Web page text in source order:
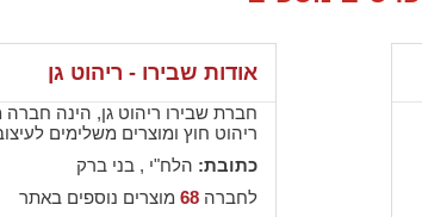
אודות שבירו - ריהוט גן
חברת שבירו ריהוט גן, הינה
ריהוט חוץ ומוצרים משלימים
כתובת: הלח"י , בני ברק
לחברה68 מוצרים נוספים באתר